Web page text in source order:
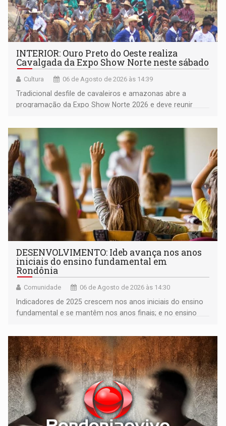
INTERIOR: Ouro Preto do Oeste realiza
Cavalgada da Expo Show Norte neste sábado
Cultura 06 de Agosto de 2026 às 14:39
Tradicional desfile de cavaleiros e amazonas abre a
programação da Expo Show Norte 2026 e deve reunir
DESENVOLVIMENTO: Ideb avança nos anos
iniciais do ensino fundamental em
Rondônia
Comunidade 06 de Agosto de 2026 às 14:30
Indicadores de 2025 crescem nos anos iniciais do ensino
fundamental e se mantêm nos anos finais; e no ensino